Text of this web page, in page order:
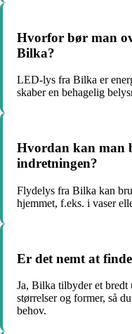
Hvorfor bør man
Bilka?
LED-lys fra Bilka er
skaber en behagelig
Hvordan kan man
indretningen?
Flydelys fra Bilka kan
hjemmet, f.eks. i vaser
Er det nemt at
Ja, Bilka tilbyder et
størrelser og former, så
behov.